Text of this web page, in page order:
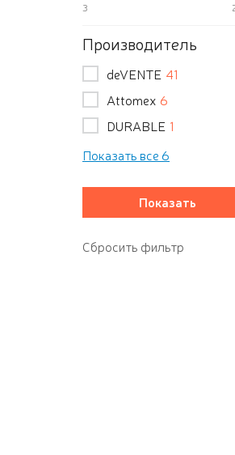
3
Производитель
deVENTE 41
Attomex 6
DURABLE 1
Показать все 6